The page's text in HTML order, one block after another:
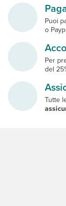
Puoi
o
Per
del
Tutte